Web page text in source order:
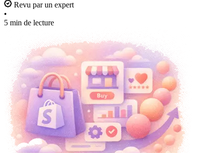
Revu par un expert
•
5 min de lecture